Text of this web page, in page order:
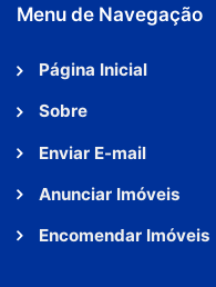
Menu de Navegação
Página Inicial
Sobre
Enviar E-mail
Anunciar Imóveis
Encomendar Imóveis